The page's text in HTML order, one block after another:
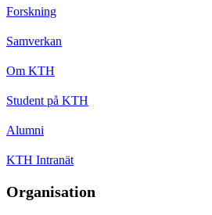
Forskning
Samverkan
Om KTH
Student på KTH
Alumni
KTH Intranät
Organisation